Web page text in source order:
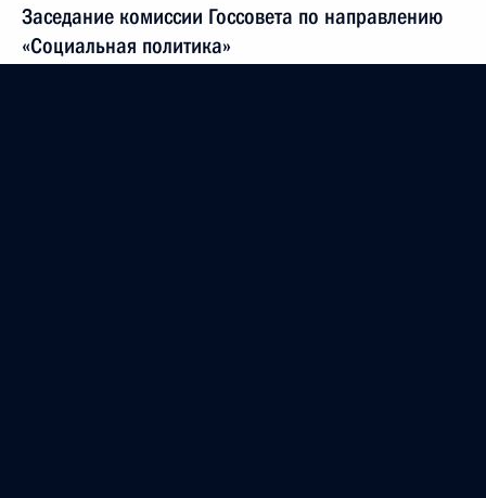
Заседание комиссии Госсовета по направлению
«Социальная политика»